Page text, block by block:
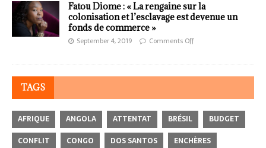
Fatou Diome : « La rengaine sur la
colonisation et l’esclavage est devenue un
fonds de commerce »
September 4, 2019 Comments Off
TAGS
AFRIQUE ANGOLA ATTENTAT BRÉSIL
BUDGET
CONFLIT
CONGO DOS SANTOS
ENCHÈRES